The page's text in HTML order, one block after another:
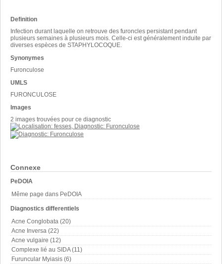
Connexe
PeDOIA
Même page dans PeDOIA
Diagnostics differentiels
Acne Conglobata (20)
Acne Inversa (22)
Acne vulgaire (12)
Complexe lié au SIDA (11)
Furuncular Myiasis (6)
Definition
Infection durant laquelle on retrouve des furoncles persistant pendant
plusieurs semaines à plusieurs mois. Celle-ci est généralement induite par
diverses espèces de STAPHYLOCOQUE.
Synonymes
Furonculose
UMLS
FURONCULOSE
Images
2 images trouvées pour ce diagnostic